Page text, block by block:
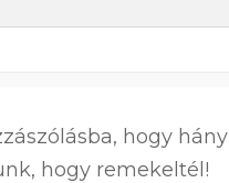
hogy hány
hogy remekeltél!